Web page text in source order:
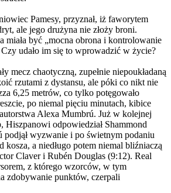
Pamesy, przyznał, iż faworytem
ale jego drużyna nie złoży broni.
miała być „mocna obrona i kontrolowanie
udało im się to wprowadzić w życie?
mecz chaotyczną, zupełnie niepoukładaną
rzutami z dystansu, ale póki co nikt nie
6,25 metrów, co tylko potęgowało
po niemal pięciu minutach, kibice
Alexa Mumbrú. Już w kolejnej
Hiszpanowi odpowiedział Shammond
wyzwanie i po świetnym podaniu
kosza, a niedługo potem niemal bliźniaczą
Claver i Rubén Douglas (9:12). Real
z którego wzorców, w tym
zdobywanie punktów, czerpali